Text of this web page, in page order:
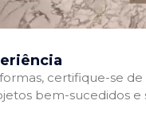
certifique-se
bem-sucedidos e